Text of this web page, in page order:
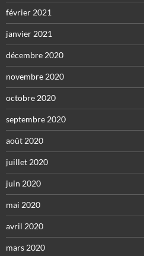
février 2021
janvier 2021
décembre 2020
novembre 2020
octobre 2020
septembre 2020
août 2020
juillet 2020
juin 2020
mai 2020
avril 2020
mars 2020